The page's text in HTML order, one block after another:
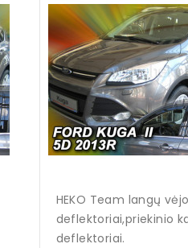
HEKO Team langų vėjo
deflektoriai,priekinio
deflektoriai.